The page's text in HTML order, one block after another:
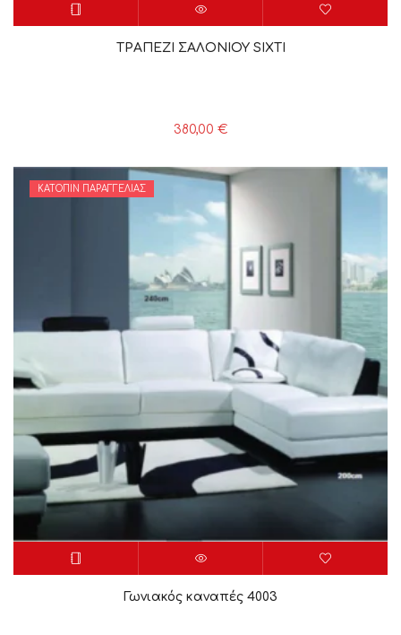
ΤΡΑΠΕΖΙ ΣΑΛΟΝΙΟΥ SIXTI
380,00 €
ΚΑΤΌΠΙΝ ΠΑΡΑΓΓΕΛΊΑΣ
Γωνιακός καναπές 4003